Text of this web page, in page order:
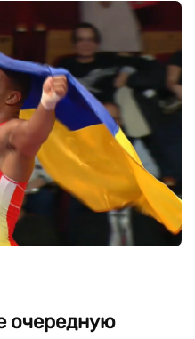
очередную